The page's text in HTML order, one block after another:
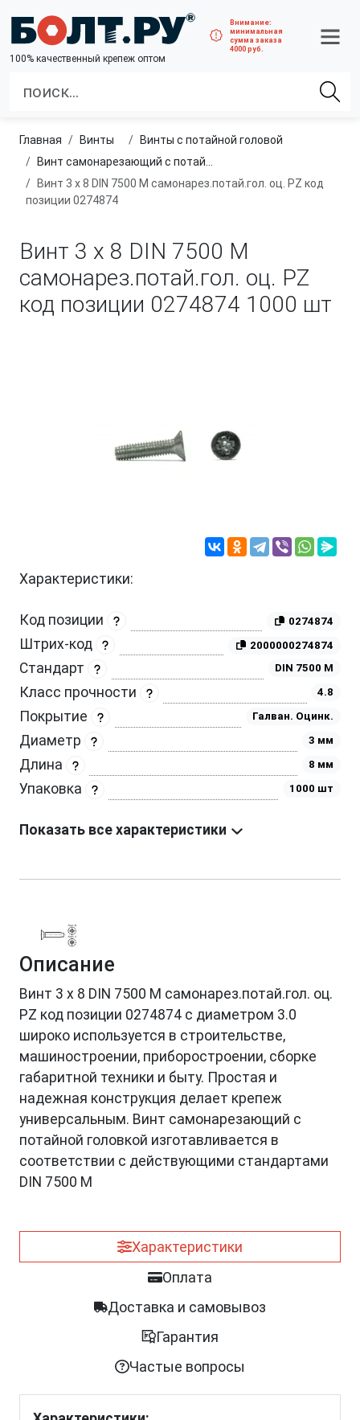
100% качественный крепеж оптом
Внимание:
минимальная
сумма заказа
4000 руб.
Главная винты
Винты с потайной головой
Винт самонарезающий с потайной головкой
Винт 3 х 8 DIN 7500 М самонарез.потай.гол. оц. PZ код
позиции 0274874
Винт 3 х 8 DIN 7500 М
самонарез.потай.гол. оц. PZ
код позиции 0274874 1000 шт
Характеристики:
Код позиции 0274874
Штрих-код 2000000274874
Стандарт DIN 7500 M
Класс прочности 4.8
Покрытие Галван. Оцинк.
Диаметр 3 мм
Длина 8 мм
Упаковка 1000 шт
Показать все характеристики
Описание
Винт 3 х 8 DIN 7500 М самонарез.потай.гол. оц.
PZ код позиции 0274874 с диаметром 3.0
широко используется в строительстве,
машиностроении, приборостроении, сборке
габаритной техники и быту. Простая и
надежная конструкция делает крепеж
универсальным. Винт самонарезающий с
потайной головкой изготавливается в
соответствии с действующими стандартами
DIN 7500 M
Характеристики
Оплата
Доставка и самовывоз
Гарантия
Частые вопросы